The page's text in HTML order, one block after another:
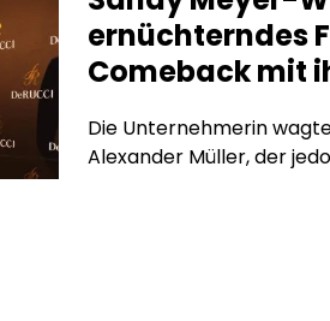
ernüchterndes
Comeback mit
Die Unternehmerin
Alexander Müller, der